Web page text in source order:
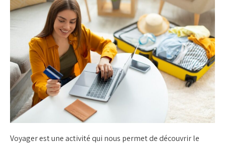
Voyager est une activité qui nous permet de découvrir le